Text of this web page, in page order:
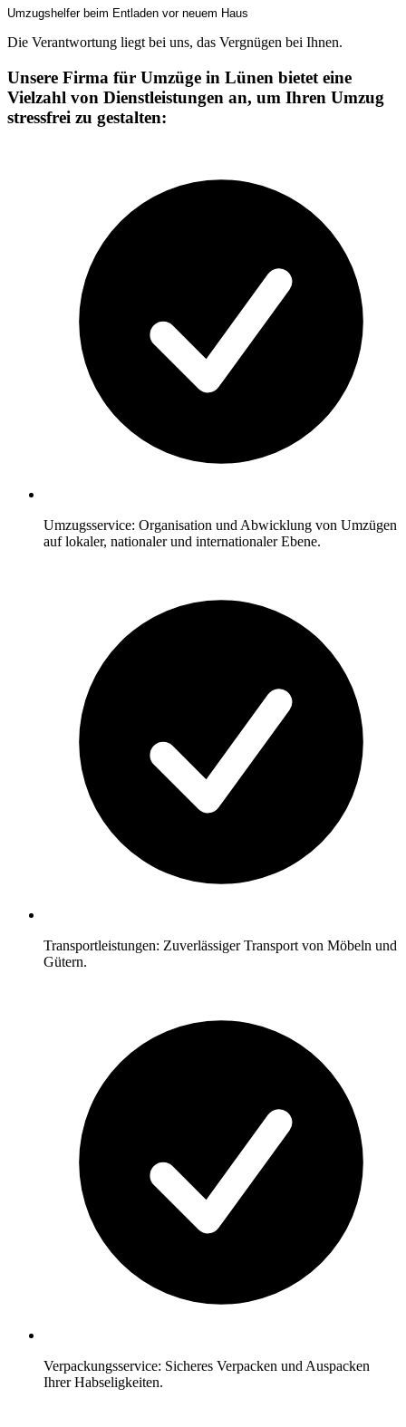
Umzugshelfer beim Entladen vor neuem Haus
Die Verantwortung liegt bei uns, das Vergnügen bei Ihnen.
Unsere Firma für Umzüge in Lünen bietet eine
Vielzahl von Dienstleistungen an, um Ihren Umzug
stressfrei zu gestalten:
Umzugsservice: Organisation und Abwicklung von Umzügen
auf lokaler, nationaler und internationaler Ebene.
Transportleistungen: Zuverlässiger Transport von Möbeln und
Gütern.
Verpackungsservice: Sicheres Verpacken und Auspacken
Ihrer Habseligkeiten.